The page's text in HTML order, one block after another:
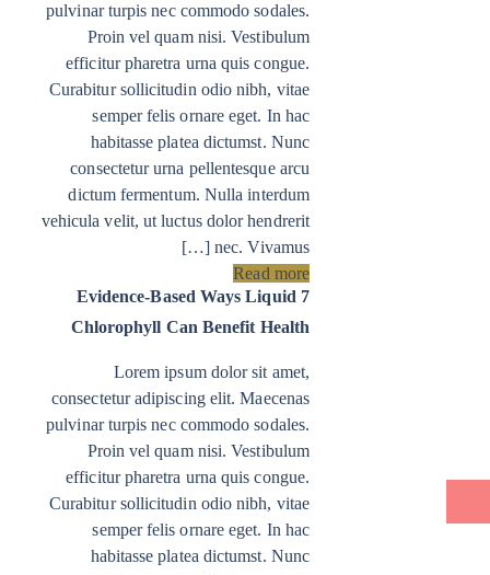
pulvinar turpis nec commodo sodales.
Proin vel quam nisi. Vestibulum
efficitur pharetra urna quis congue.
Curabitur sollicitudin odio nibh, vitae
semper felis ornare eget. In hac
habitasse platea dictumst. Nunc
consectetur urna pellentesque arcu
dictum fermentum. Nulla interdum
vehicula velit, ut luctus dolor hendrerit
nec. Vivamus […]
Read more
7 Evidence-Based Ways Liquid
Chlorophyll Can Benefit Health
Lorem ipsum dolor sit amet,
consectetur adipiscing elit. Maecenas
pulvinar turpis nec commodo sodales.
Proin vel quam nisi. Vestibulum
efficitur pharetra urna quis congue.
Curabitur sollicitudin odio nibh, vitae
semper felis ornare eget. In hac
habitasse platea dictumst. Nunc